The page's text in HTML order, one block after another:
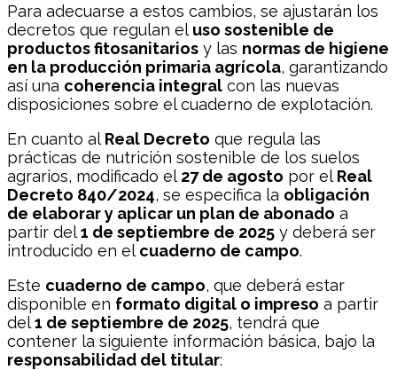
Para adecuarse a estos cambios, se ajustarán los
decretos que regulan el uso sostenible de
productos fitosanitarios y las normas de higiene
en la producción primaria agrícola, garantizando
así una coherencia integral con las nuevas
disposiciones sobre el cuaderno de explotación.
En cuanto al Real Decreto que regula las
prácticas de nutrición sostenible de los suelos
agrarios, modificado el 27 de agosto por el Real
Decreto 840/2024, se especifica la obligación
de elaborar y aplicar un plan de abonado a
partir del1 de septiembre de 2025 y deberá ser
introducido en el cuaderno de campo.
Este cuaderno de campo, que deberá estar
disponible en formato digital o impreso a partir
del1 de septiembre de 2025, tendrá que
contener la siguiente información básica, bajo la
responsabilidad del titular: